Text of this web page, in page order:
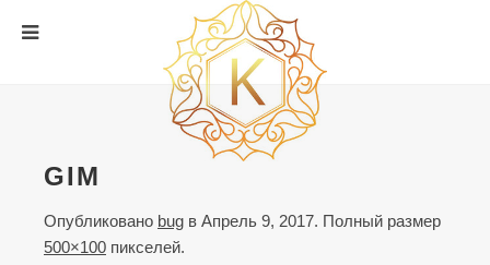
GIM
Опубликовано bug в Апрель 9, 2017. Полный размер
500×100 пикселей.